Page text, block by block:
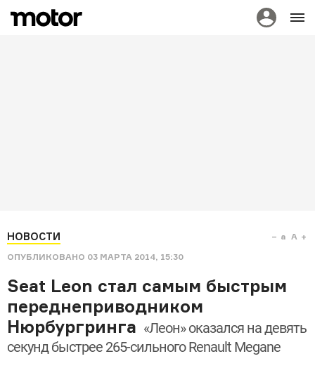
НОВОСТИ
ОПУБЛИКОВАНО 03 МАРТА 2014, 15:30
a A
Seat Leon стал самым быстрым
переднеприводником
Нюрбургринга «Леон» оказался на девять
секунд быстрее 265-сильного Renault Megane